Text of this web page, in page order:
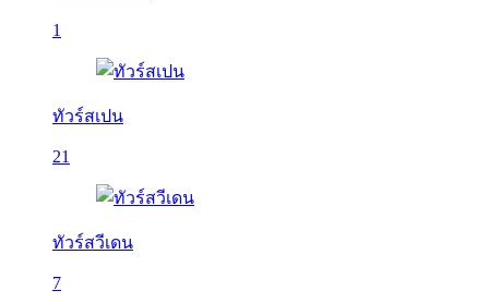
1
ทัวร์สเปน
21
ทัวร์สวีเดน
7